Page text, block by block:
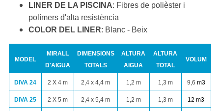
LINER DE LA PISCINA: Fibres de polièster i
polímers d'alta resistència
COLOR DEL LINER: Blanc - Beix
MODEL
MIRALL
D'AIGUA
DIMENSIONS
TOTALS
ALTURA
AIGUA
ALTURA
TOTAL
VOLUM
DIVA 24 2 X 4 m 2,4 x 4,4 m 1,2 m 1,3 m 9,6 m3
DIVA 25 2 X 5 m 2,4 x 5,4 m 1,2 m 1,3 m 12m3